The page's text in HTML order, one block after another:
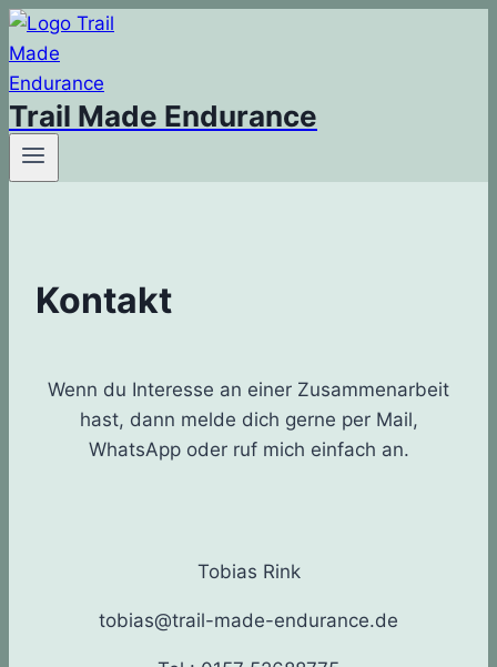
Zum
Inhalt
springen
Trail Made Endurance
Kontakt
Wenn du Interesse an einer Zusammenarbeit
hast, dann melde dich gerne per Mail,
WhatsApp oder ruf mich einfach an.
Tobias Rink
tobias@trail-made-endurance.de